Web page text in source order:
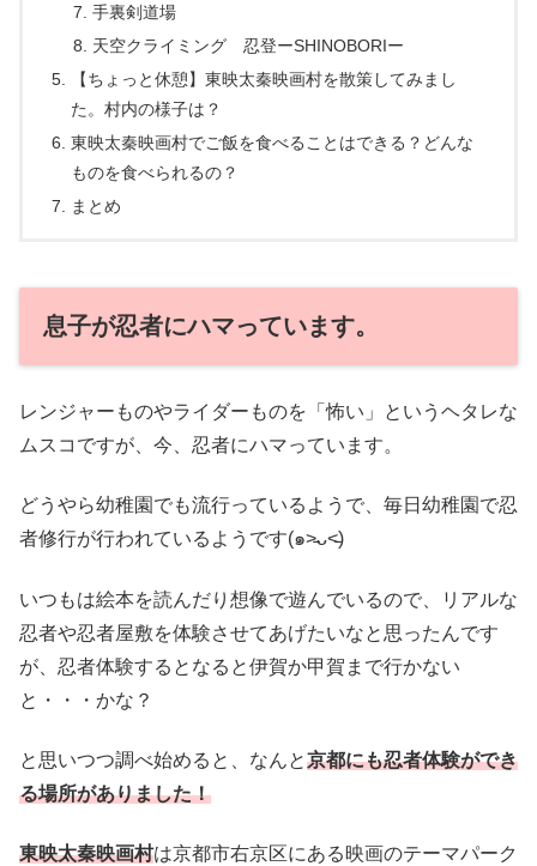
手裏剣道場
天空クライミング 忍登ーSHINOBORIー
【ちょっと休憩】東映太秦映画村を散策してみまし
た。村内の様子は？
東映太秦映画村でご飯を食べることはできる？どんな
ものを食べられるの？
まとめ
息子が忍者にハマっています。
レンジャーものやライダーものを「怖い」というヘタレな
ムスコですが、今、忍者にハマっています。
どうやら幼稚園でも流行っているようで、毎日幼稚園で忍
者修行が行われているようです(๑˃̵ᴗ˂̵)
いつもは絵本を読んだり想像で遊んでいるので、リアルな
忍者や忍者屋敷を体験させてあげたいなと思ったんです
が、忍者体験するとなると伊賀か甲賀まで行かない
と・・・かな？
と思いつつ調べ始めると、なんと京都にも忍者体験ができ
る場所がありました！
東映太秦映画村は京都市右京区にある映画のテーマパーク